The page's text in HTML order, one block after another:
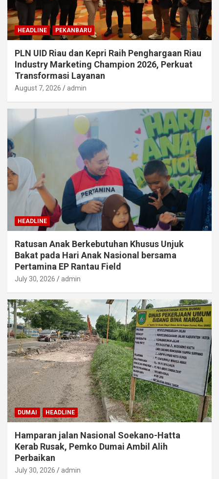
HEADLINE PEKANBARU
PLN UID Riau dan Kepri Raih Penghargaan Riau
Industry Marketing Champion 2026, Perkuat
Transformasi Layanan
August 7, 2026 admin
HEADLINE
Ratusan Anak Berkebutuhan Khusus Unjuk
Bakat pada Hari Anak Nasional bersama
Pertamina EP Rantau Field
July 30, 2026 admin
DUMAI HEADLINE
Hamparan jalan Nasional Soekano-Hatta
Kerab Rusak, Pemko Dumai Ambil Alih
Perbaikan
July 30, 2026 admin